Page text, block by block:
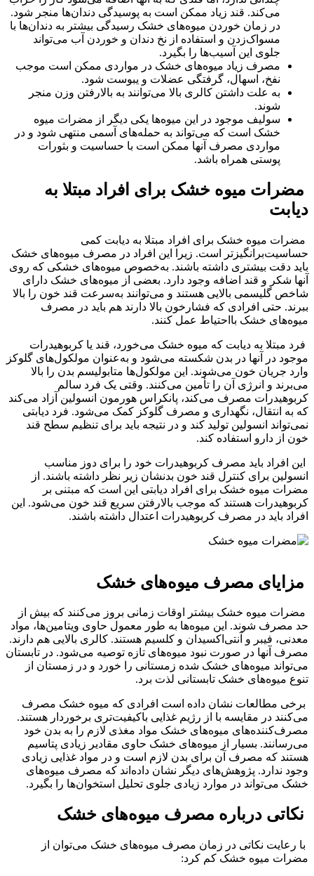
می‌کند. قند زیاد ممکن است به پوسیدگی دندان‌ها منجر شود.
در زمان خوردن میوه‌های خشک رسیدگی بیشتر به دندان‌ها با
مسواک‌زدن و استفاده از نخ دندان و خوردن آب می‌تواند
جلوی این آسیب‌ها را بگیرد.
مصرف زیاد میوه‌های خشک در مواردی ممکن است موجب
نفخ، اسهال، گرفتگی عضلات و یبوست شود.
به علت داشتن کالری بالا می‌توانند به بالارفتن وزن منجر
شوند.
سولیف موجود در این میوه‌ها یکی دیگر از مضرات میوه
خشک است که می‌تواند به حمله‌های آسمی منتهی شود و در
مواردی مصرف آنها ممکن است با حساسیت و بثورات
پوستی همراه باشد.
مضرات میوه خشک برای افراد مبتلا به
دیابت
مضرات میوه خشک برای افراد مبتلا به دیابت کمی
حساسیت‌برانگیزتر است. زیرا این افراد در مصرف میوه‌های خشک
باید دقت بیشتری داشته باشند. به‌خصوص میوه‌های خشکی که روی
آنها شکر و قند اضافه وجود دارد. بعضی از میوه‌های خشک دارای
شاخص گلیسمی بالایی هستند و می‌توانند به‌سرعت قند خون را بالا
ببرند. حتی افرادی که فشارخون بالا دارند هم باید در مصرف
میوه‌های خشک بااحتیاط عمل کنند.
فرد مبتلا به دیابت که میوه خشک می‌خورد، قند یا کربوهیدرات
موجود در آنها در بدن شکسته می‌شود و به‌عنوان مولکول‌های گلوکز
وارد جریان خون می‌شوند. این مولکول‌ها متابولیسم بدن را بالا
می‌برند و انرژی آن را تأمین می‌کنند. وقتی یک فرد سالم
کربوهیدرات مصرف می‌کند، پانکراس هورمون انسولین آزاد می‌کند
که به انتقال، نگهداری و مصرف گلوکز کمک می‌شود. فرد دیابتی
نمی‌تواند انسولین تولید کند و در نتیجه باید برای تنظیم سطح قند
خون از دارو استفاده کند.
این افراد باید مصرف کربوهیدرات خود را برای دوز مناسب
انسولین برای کنترل قند خون بدنشان زیر نظر داشته باشند. از
مضرات میوه خشک برای افراد دیابتی این است که مبتنی بر
کربوهیدرات هستند که موجب بالارفتن سریع قند خون می‌شود. این
افراد باید در مصرف کربوهیدرات اعتدال داشته باشند.
مزایای مصرف میوه‌های خشک
مضرات میوه خشک بیشتر اوقات زمانی بروز می‌کنند که بیش از
حد مصرف شوند. این میوه‌ها به طور معمول حاوی ویتامین‌ها، مواد
معدنی، فیبر و آنتی‌اکسیدان و کلسیم هستند. کالری بالایی هم دارند.
مصرف آنها در صورت نبود میوه‌های تازه توصیه می‌شود. در تابستان
می‌تواند میوه‌های خشک شده زمستانی را خورد و در زمستان از
تنوع میوه‌های خشک تابستانی لذت برد.
برخی مطالعات نشان داده است افرادی که میوه خشک مصرف
می‌کنند در مقایسه با از رژیم غذایی باکیفیت‌تری برخوردار هستند.
مصرف‌کننده‌های میوه‌های خشک مواد مغذی لازم را به بدن خود
می‌رسانند. بسیار از میوه‌های خشک حاوی مقادیر زیادی پتاسیم
هستند که مصرف آن برای بدن لازم است و در مواد غذایی زیادی
وجود ندارد. پژوهش‌های دیگر نشان داده‌اند که مصرف میوه‌های
خشک می‌تواند در موارد زیادی جلوی تحلیل استخوان‌ها را بگیرد.
نکاتی درباره مصرف میوه‌های خشک
با رعایت نکاتی در زمان مصرف میوه‌های خشک می‌توان از
مضرات میوه خشک کم کرد: